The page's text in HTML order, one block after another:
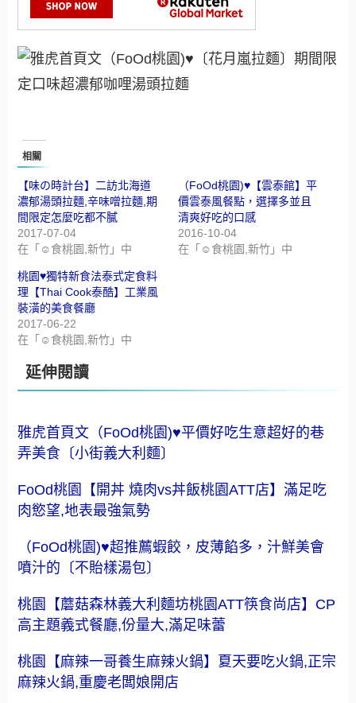
相關
【味の時計台】二訪北海道
濃郁湯頭拉麵,辛味噌拉麵,期
間限定怎麼吃都不膩
2017-07-04
在「☺食桃園,新竹」中
（FoOd桃園)♥【雲泰館】平
價雲泰風餐點，選擇多並且
清爽好吃的口感
2016-10-04
在「☺食桃園,新竹」中
桃園♥獨特新食法泰式定食料
理【Thai Cook泰酷】工業風
裝潢的美食餐廳
2017-06-22
在「☺食桃園,新竹」中
延伸閱讀
雅虎首頁文（FoOd桃園)♥平價好吃生意超好的巷
弄美食〔小街義大利麵〕
FoOd桃園【開丼 燒肉vs丼飯桃園ATT店】滿足吃
肉慾望,地表最強氣勢
（FoOd桃園)♥超推薦蝦餃，皮薄餡多，汁鮮美會
噴汁的〔不貽樣湯包〕
桃園【蘑菇森林義大利麵坊桃園ATT筷食尚店】CP
高主題義式餐廳,份量大,滿足味蕾
桃園【麻辣一哥養生麻辣火鍋】夏天要吃火鍋,正宗
麻辣火鍋,重慶老闆娘開店